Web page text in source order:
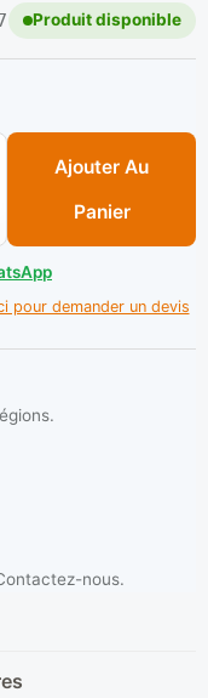
Produit disponible
200 400 ** LE
Ajouter Au
Panier
pour demander un devis
nous.